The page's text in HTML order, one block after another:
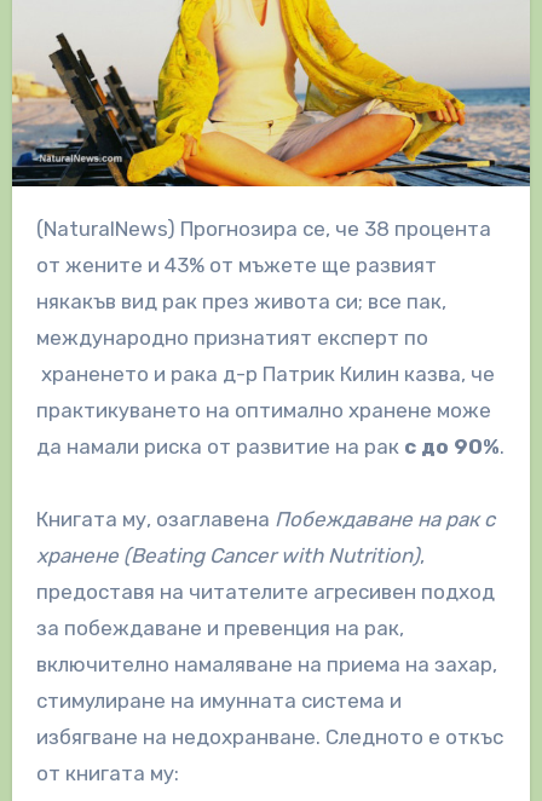
(NaturalNews) Прогнозира се, че 38 процента
от жените и 43% от мъжете ще развият
някакъв вид рак през живота си; все пак,
международно признатият експерт по
храненето и рака д-р Патрик Килин казва, че
практикуването на оптимално хранене може
да намали риска от развитие на рак с до 90%.
Книгата му, озаглавена Побеждаване на рак с
хранене (Beating Cancer with Nutrition),
предоставя на читателите агресивен подход
за побеждаване и превенция на рак,
включително намаляване на приема на захар,
стимулиране на имунната система и
избягване на недохранване. Следното е откъс
от книгата му: